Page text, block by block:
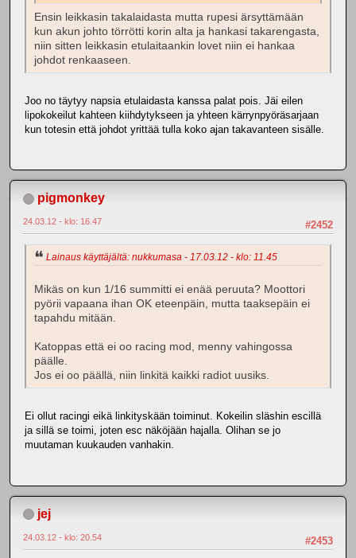
Ensin leikkasin takalaidasta mutta rupesi ärsyttämään
kun akun johto törrötti korin alta ja hankasi takarengasta,
niin sitten leikkasin etulaitaankin lovet niin ei hankaa
johdot renkaaseen.
Joo no täytyy napsia etulaidasta kanssa palat pois. Jäi eilen
lipokokeilut kahteen kiihdytykseen ja yhteen kärrynpyöräsarjaan
kun totesin että johdot yrittää tulla koko ajan takavanteen sisälle.
pigmonkey
#2452
24.03.12 - klo: 16.47
Lainaus käyttäjältä: nukkumasa - 17.03.12 - klo: 11.45
Mikäs on kun 1/16 summitti ei enää peruuta? Moottori
pyörii vapaana ihan OK eteenpäin, mutta taaksepäin ei
tapahdu mitään.
Katoppas että ei oo racing mod, menny vahingossa
päälle.
Jos ei oo päällä, niin linkitä kaikki radiot uusiks.
Ei ollut racingi eikä linkityskään toiminut. Kokeilin släshin escillä
ja sillä se toimi, joten esc näköjään hajalla. Olihan se jo
muutaman kuukauden vanhakin.
jej
#2453
24.03.12 - klo: 20.54